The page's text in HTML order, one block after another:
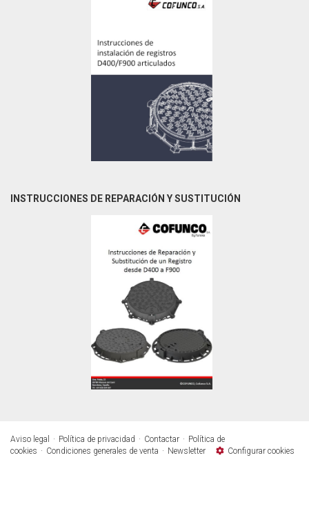
INSTRUCCIONES DE REPARACIÓN Y SUSTITUCIÓN
Aviso legal Política de privacidad Contactar
Política de
cookies
Condiciones generales de venta Newsletter Configurar cookies